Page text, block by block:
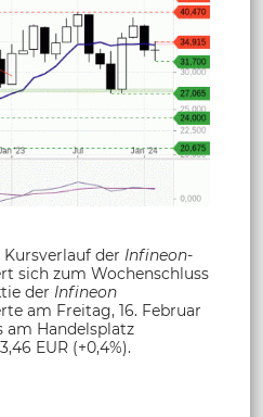
der Infineon-
sich zum Wochenschluss
der Infineon
am Freitag, 16. Februar
am Handelsplatz
EUR (+0,4%).